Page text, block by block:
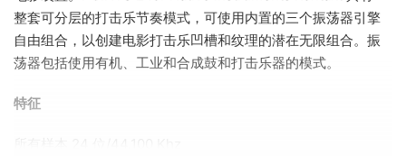
整套可分层的打击乐节奏模式，可使用内置的三个振荡器引擎
自由组合，以创建电影打击乐凹槽和纹理的潜在无限组合。振
荡器包括使用有机、工业和合成鼓和打击乐器的模式。
特征